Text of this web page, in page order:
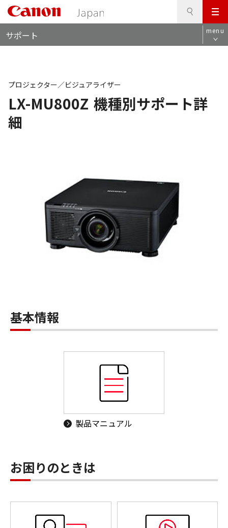
メ
ニ
ュ
サポート menu
LX-MU800Z 機種別サポート詳
細
プロジェクター／ビジュアライザー
基本情報
製品マニュアル
お困りのときは